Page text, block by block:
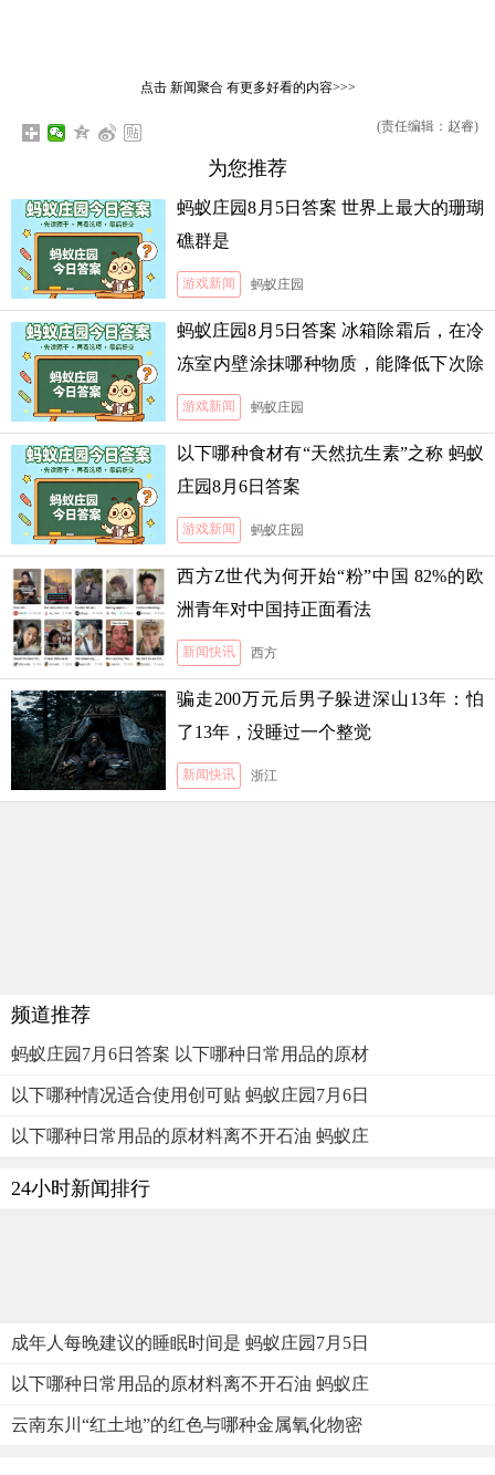
点击 新闻聚合有更多好看的内容>>>
(责任编辑：赵睿)
为您推荐
蚂蚁庄园8月5日答案 世界上最大的珊瑚
礁群是
游戏新闻 蚂蚁庄园
蚂蚁庄园8月5日答案 冰箱除霜后，在冷
冻室内壁涂抹哪种物质，能降低下次除
霜的难度
游戏新闻 蚂蚁庄园
以下哪种食材有“天然抗生素”之称 蚂蚁
庄园8月6日答案
游戏新闻 蚂蚁庄园
西方Z世代为何开始“粉”中国 82%的欧
洲青年对中国持正面看法
新闻快讯 西方
骗走200万元后男子躲进深山13年：怕
了13年，没睡过一个整觉
新闻快讯 浙江
频道推荐
蚂蚁庄园7月6日答案 以下哪种日常用品的原材
以下哪种情况适合使用创可贴 蚂蚁庄园7月6日
以下哪种日常用品的原材料离不开石油 蚂蚁庄
24小时新闻排行
成年人每晚建议的睡眠时间是 蚂蚁庄园7月5日
以下哪种日常用品的原材料离不开石油 蚂蚁庄
云南东川“红土地”的红色与哪种金属氧化物密